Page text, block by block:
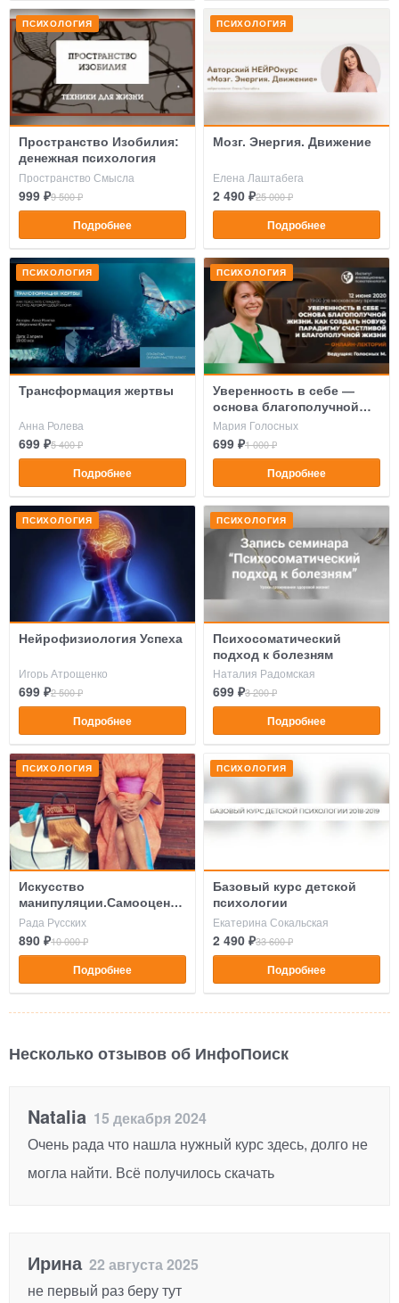
ПСИХОЛОГИЯ
Пространство Изобилия:
денежная психология
Пространство Смысла
999 ₽9 500 ₽
Подробнее
ПСИХОЛОГИЯ
Мозг. Энергия. Движение
Елена Лаштабега
2 490 ₽25 000 ₽
Подробнее
ПСИХОЛОГИЯ
Трансформация жертвы
Анна Ролева
699 ₽5 400 ₽
Подробнее
ПСИХОЛОГИЯ
Уверенность в себе —
основа благополучной
жизни
Мария Голосных
699 ₽1 000 ₽
Подробнее
ПСИХОЛОГИЯ
Нейрофизиология Успеха
Игорь Атрощенко
699 ₽2 500 ₽
Подробнее
ПСИХОЛОГИЯ
Психосоматический
подход к болезням
Наталия Радомская
699 ₽3 200 ₽
Подробнее
ПСИХОЛОГИЯ
Искусство
манипуляции.Самооценка
и деньги
Рада Русских
890 ₽10 000 ₽
Подробнее
ПСИХОЛОГИЯ
Базовый курс детской
психологии
Екатерина Сокальская
2 490 ₽33 600 ₽
Подробнее
Несколько отзывов об ИнфоПоиск
Natalia 15 декабря 2024
Очень рада что нашла нужный курс здесь, долго не
могла найти. Всё получилось скачать
Ирина22 августа 2025
не первый раз беру тут